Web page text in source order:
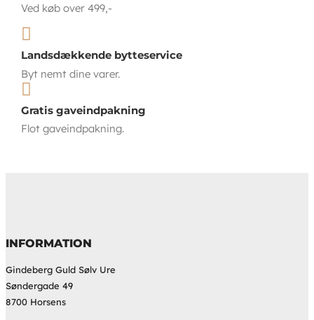
Ved køb over 499,-

Landsdækkende bytteservice
Byt nemt dine varer.

Gratis gaveindpakning
Flot gaveindpakning.
INFORMATION
Gindeberg Guld Sølv Ure
Søndergade 49
8700 Horsens